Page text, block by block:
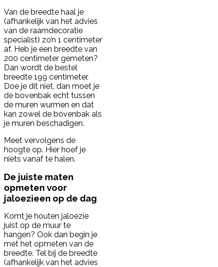
Van de breedte haal je
(afhankelijk van het advies
van de raamdecoratie
specialist) zo’n 1 centimeter
af. Heb je een breedte van
200 centimeter gemeten?
Dan wordt de bestel
breedte 199 centimeter.
Doe je dit niet, dan moet je
de bovenbak echt tussen
de muren wurmen en dat
kan zowel de bovenbak als
je muren beschadigen.
Meet vervolgens de
hoogte op. Hier hoef je
niets vanaf te halen.
De juiste maten
opmeten voor
jaloezieen op de dag
Komt je houten jaloezie
juist op de muur te
hangen? Ook dan begin je
met het opmeten van de
breedte. Tel bij de breedte
(afhankelijk van het advies